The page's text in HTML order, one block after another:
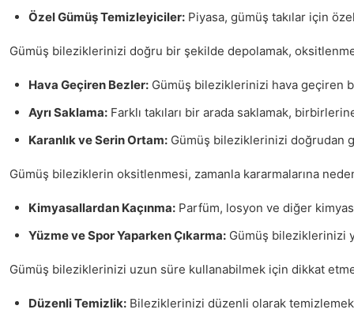
Özel Gümüş Temizleyiciler: Piyasa, gümüş takılar için
Gümüş bileziklerinizi doğru bir şekilde depolamak,
Hava Geçiren Bezler: Gümüş bileziklerinizi hava geçiren
Ayrı Saklama: Farklı takıları bir arada saklamak,
Karanlık ve Serin Ortam: Gümüş bileziklerinizi doğrudan
Gümüş bileziklerin oksitlenmesi, zamanla kararmalarına
Kimyasallardan Kaçınma: Parfüm, losyon ve diğer
Yüzme ve Spor Yaparken Çıkarma: Gümüş bileziklerinizi
Gümüş bileziklerinizi uzun süre kullanabilmek için dikkat
Düzenli Temizlik: Bileziklerinizi düzenli olarak temizlemek,